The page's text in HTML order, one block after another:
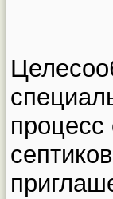
процесс